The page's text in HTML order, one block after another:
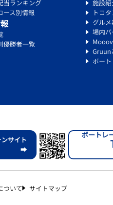
当ランキング
ース別情報
優勝者一覧
施設
トコ
グル
場内
Gruun
ボー
サイト
ら ➡
ボートレ
ついて サイトマップ